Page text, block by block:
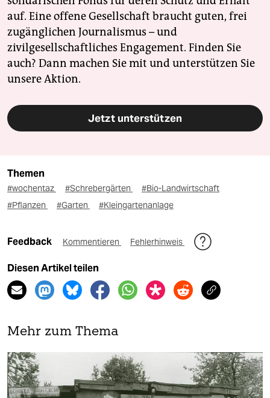
auf. Eine offene Gesellschaft braucht guten, frei
zugänglichen Journalismus – und
zivilgesellschaftliches Engagement. Finden Sie
auch? Dann machen Sie mit und unterstützen Sie
unsere Aktion.
Jetzt unterstützen
Themen
#wochentaz #Schrebergärten
#Bio-Landwirtschaft
#Pflanzen
#Garten #Kleingartenanlage
Feedback Kommentieren Fehlerhinweis
Diesen Artikel teilen
Mehr zum Thema